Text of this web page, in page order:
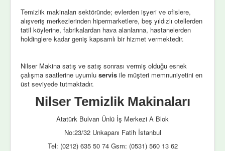
Temizlik makinaları sektöründe; evlerden işyeri ve ofislere,
alışveriş merkezlerinden hipermarketlere, beş yıldızlı otellerden
tatil köylerine, fabrikalardan hava alanlarına, hastanelerden
holdinglere kadar geniş kapsamlı bir hizmet vermektedir.
Nilser Makina satış ve satış sonrası vermiş olduğu esnek
çalışma saatlerine uyumlu servis ile müşteri memnuniyetini en
üst seviyede tutmaktadır.
Nilser Temizlik Makinaları
Atatürk Bulvarı Ünlü İş Merkezi A Blok
No:23/32 Unkapanı Fatih İstanbul
Tel: (0212) 635 50 74 Gsm: (0531) 560 13 62